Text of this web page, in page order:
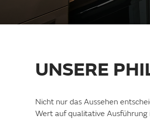
UNSERE
Nicht nur das Aussehen
Wert auf qualitative Ausführung